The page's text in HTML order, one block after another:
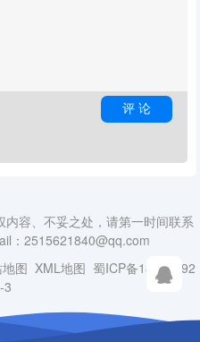
容、不妥之处，请第一时间联系
：2515621840@qq.com
图 XML地图 蜀ICP备18014492
3